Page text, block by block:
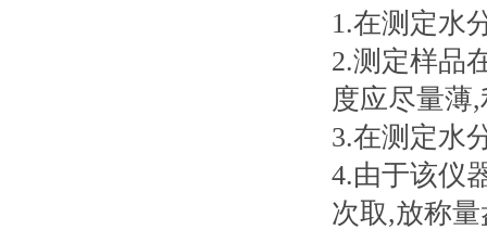
1.在测定水
2.测定样品
度应尽量薄,
3.在测定水
4.由于该仪
次取,放称